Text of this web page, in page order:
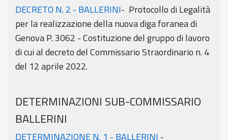
DECRETO N. 2 - BALLERINI- Protocollo di Legalità
per la realizzazione della nuova diga foranea di
Genova P. 3062 - Costituzione del gruppo di lavoro
di cui al decreto del Commissario Straordinario n. 4
del 12 aprile 2022.
DETERMINAZIONI SUB-COMMISSARIO
BALLERINI
DETERMINAZIONE N. 1 - BALLERINI -